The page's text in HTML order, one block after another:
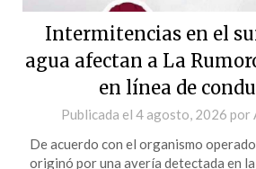
Intermitencias en el
agua afectan a La
en línea de
Publicada el 4 agosto, 2026 por
De acuerdo con el organismo
originó por una avería detectada en